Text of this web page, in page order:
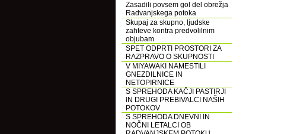
Zasadili povsem gol del obrežja
Radvanjskega potoka
Skupaj za skupno, ljudske
zahteve kontra predvolilnim
objubam
SPET ODPRTI PROSTORI ZA
RAZPRAVO O SKUPNOSTI
V MIYAWAKI NAMESTILI
GNEZDILNICE IN
NETOPIRNICE
S SPREHODA KAČJI PASTIRJI
IN DRUGI PREBIVALCI NAŠIH
POTOKOV
S SPREHODA DNEVNI IN
NOČNI LETALCI OB